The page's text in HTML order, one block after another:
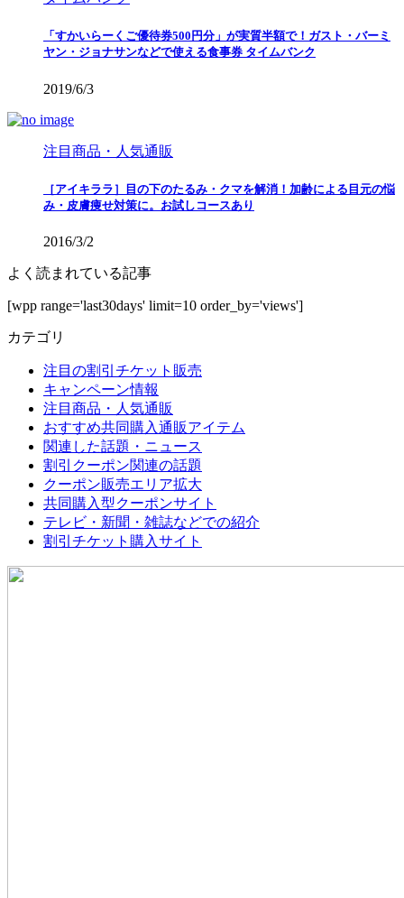
「すかいらーくご優待券500円分」が実質半額で！ガスト・バーミ
ヤン・ジョナサンなどで使える食事券 タイムバンク
2019/6/3
注目商品・人気通販
［アイキララ］目の下のたるみ・クマを解消！加齢による目元の悩
み・皮膚痩せ対策に。お試しコースあり
2016/3/2
よく読まれている記事
[wpp range='last30days' limit=10 order_by='views']
カテゴリ
注目の割引チケット販売
キャンペーン情報
注目商品・人気通販
おすすめ共同購入通販アイテム
関連した話題・ニュース
割引クーポン関連の話題
クーポン販売エリア拡大
共同購入型クーポンサイト
テレビ・新聞・雑誌などでの紹介
割引チケット購入サイト